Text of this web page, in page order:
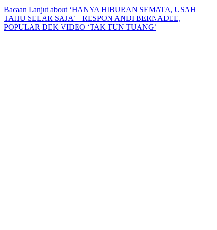
Bacaan Lanjut about ‘HANYA HIBURAN SEMATA, USAH
TAHU SELAR SAJA’ – RESPON ANDI BERNADEE,
POPULAR DEK VIDEO ‘TAK TUN TUANG’